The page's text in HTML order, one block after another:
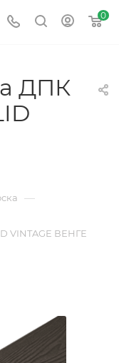
0
ДПК
—
VINTAGE ВЕНГЕ